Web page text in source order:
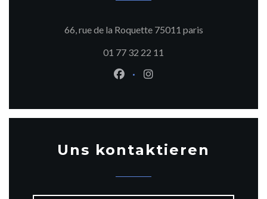
66, rue de la Roquette 75011 paris((öffnet ein
01 77 32 22 11
Facebook ((öffnet ein neues
Instagram ((öffnet ein
Uns kontaktieren